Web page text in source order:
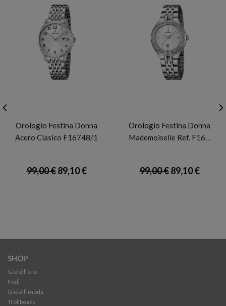
Orologio Festina Donna
Acero Clasico F16748/1
99,00 €89,10 €
Orologio Festina Donna
Mademoiselle Ref. F16…
99,00 €89,10 €
SHOP
Gioielli oro
Fedi
Gioielli moda
Trollbeads